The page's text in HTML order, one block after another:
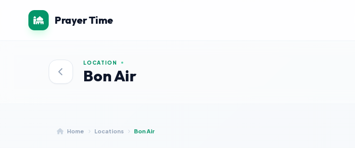
Prayer Time
LOCATION
Bon Air
Home Locations Bon Air